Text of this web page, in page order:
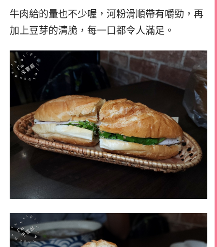
牛肉給的量也不少喔，河粉滑順帶有嚼勁，再
加上豆芽的清脆，每一口都令人滿足。